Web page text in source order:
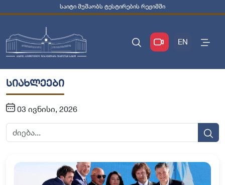
საიტი მუშაობს ტესტირების რეჟიმში
EN
სიახლეები
03 ივნისი, 2026